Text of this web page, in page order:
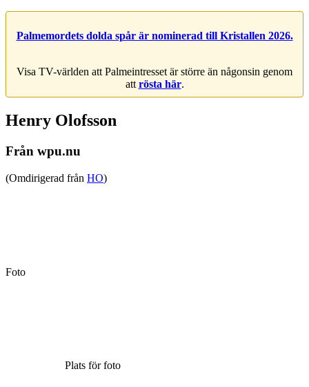
Palmemordets dolda spår är nominerad till Kristallen 2026.
Visa TV-världen att Palmeintresset är större än någonsin genom
att rösta här.
Henry Olofsson
Från wpu.nu
(Omdirigerad från HO)
Foto
Plats för foto